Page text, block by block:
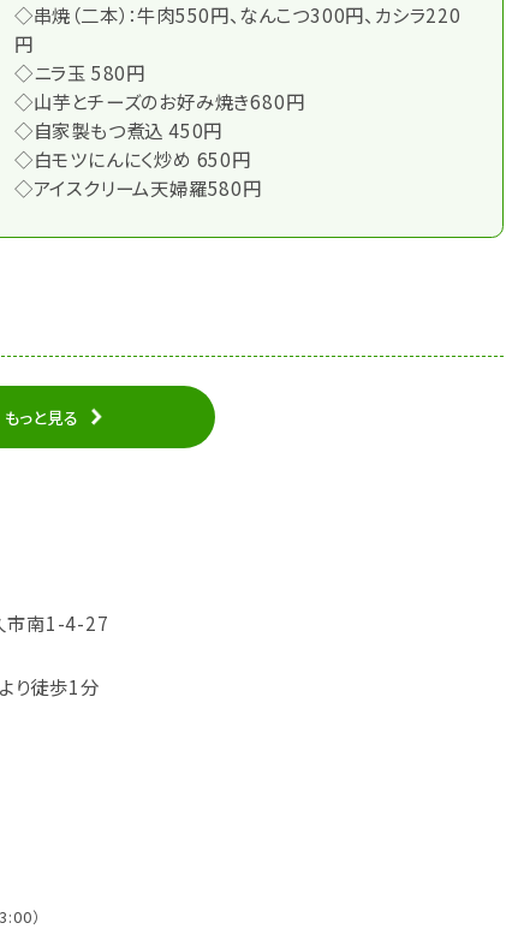
◇串焼（二本）：牛肉550円、なんこつ300円、カシラ220
円
◇ニラ玉 580円
◇山芋とチーズのお好み焼き680円
◇自家製もつ煮込 450円
◇白モツにんにく炒め 650円
◇アイスクリーム天婦羅580円
もっと見る
市南1-4-27
り徒歩1分
）